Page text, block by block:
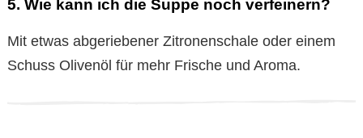
5. Wie kann ich die Suppe noch verfeinern?
Mit etwas abgeriebener Zitronenschale oder einem
Schuss Olivenöl für mehr Frische und Aroma.